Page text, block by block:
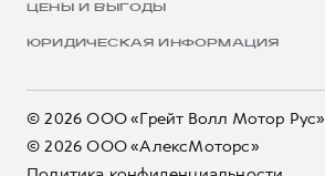
ЦЕНЫ И ВЫГОДЫ
ЮРИДИЧЕСКАЯ ИНФОРМАЦИЯ
© 2026 ООО «Грейт Волл Мотор Рус»
© 2026 ООО «АлексМоторс»